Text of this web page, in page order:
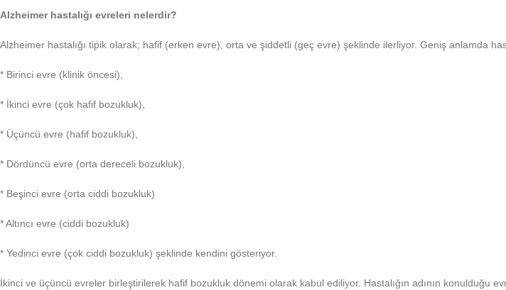
Alzheimer hastalığı evreleri nelerdir?
Alzheimer hastalığı tipik olarak; hafif (erken evre), orta ve şiddetli (geç evre) şeklinde ilerliyor. Geniş anlamda
* Birinci evre (klinik öncesi),
* İkinci evre (çok hafif bozukluk),
* Üçüncü evre (hafif bozukluk),
* Dördüncü evre (orta dereceli bozukluk),
* Beşinci evre (orta ciddi bozukluk)
* Altıncı evre (ciddi bozukluk)
* Yedinci evre (çok ciddi bozukluk) şeklinde kendini gösteriyor.
İkinci ve üçüncü evreler birleştirilerek hafif bozukluk dönemi olarak kabul ediliyor. Hastalığın adının